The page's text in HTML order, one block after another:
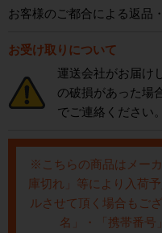
お客様のご都合による返品
お受け取りについて
運送会社がお届け
の破損があった場
でご連絡ください。
※こちらの商品はメー
庫切れ」等により入荷
ルさせて頂く場合もご
名」・「携帯番号